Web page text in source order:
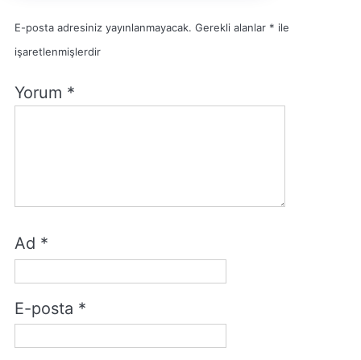
E-posta adresiniz yayınlanmayacak. Gerekli alanlar * ile
işaretlenmişlerdir
Yorum *
Ad *
E-posta *